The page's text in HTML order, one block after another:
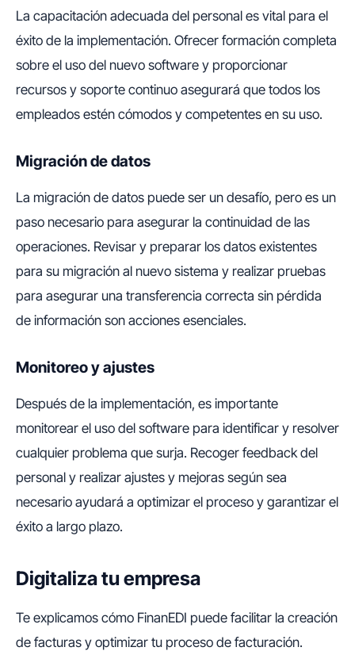
La capacitación adecuada del personal es vital para el
éxito de la implementación. Ofrecer formación completa
sobre el uso del nuevo software y proporcionar
recursos y soporte continuo asegurará que todos los
empleados estén cómodos y competentes en su uso.
Migración de datos
La migración de datos puede ser un desafío, pero es un
paso necesario para asegurar la continuidad de las
operaciones. Revisar y preparar los datos existentes
para su migración al nuevo sistema y realizar pruebas
para asegurar una transferencia correcta sin pérdida
de información son acciones esenciales.
Monitoreo y ajustes
Después de la implementación, es importante
monitorear el uso del software para identificar y resolver
cualquier problema que surja. Recoger feedback del
personal y realizar ajustes y mejoras según sea
necesario ayudará a optimizar el proceso y garantizar el
éxito a largo plazo.
Digitaliza tu empresa
Te explicamos cómo FinanEDI puede facilitar la creación
de facturas y optimizar tu proceso de facturación.